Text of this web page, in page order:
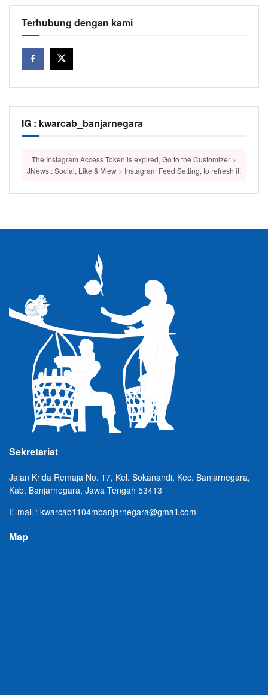
Terhubung dengan kami
IG : kwarcab_banjarnegara
The Instagram Access Token is expired, Go to the Customizer >
JNews : Social, Like & View > Instagram Feed Setting, to refresh it.
Sekretariat
Jalan Krida Remaja No. 17, Kel. Sokanandi, Kec. Banjarnegara,
Kab. Banjarnegara, Jawa Tengah 53413
E-mail : kwarcab1104mbanjarnegara@gmail.com
Map